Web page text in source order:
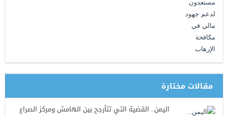
مقالات مختارة
اليمن.. القضية التي تتأرجح بين الهامش ومركز الصراع